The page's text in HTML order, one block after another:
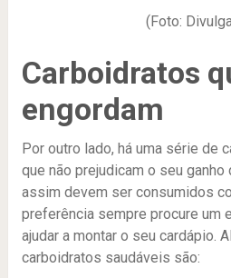
(Foto:
Carboidratos
engordam
Por outro lado, há uma série de
que não prejudicam o seu
assim devem ser consumidos
preferência sempre procure um
ajudar a montar o seu cardápio.
carboidratos saudáveis são: